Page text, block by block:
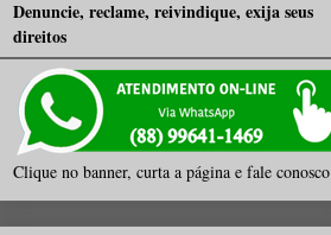
Denuncie, reclame, reivindique, exija seus
direitos
Clique no banner, curta a página e fale conosco